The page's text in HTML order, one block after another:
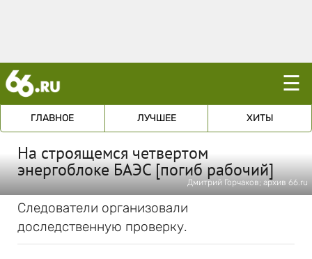
☰
ГЛАВНОЕ ЛУЧШЕЕ ХИТЫ
На строящемся четвертом
энергоблоке БАЭС [погиб рабочий]
Дмитрий Горчаков; архив 66.ru
Следователи организовали
доследственную проверку.